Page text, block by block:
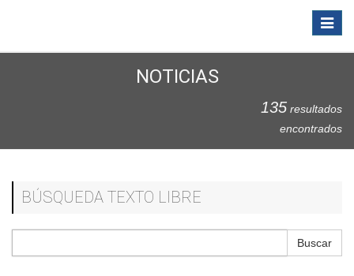
Menú
NOTICIAS
135 resultados
encontrados
BÚSQUEDA TEXTO LIBRE
Buscar